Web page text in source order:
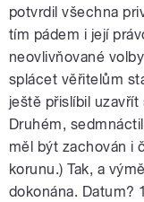
potvrdil všechna
tím pádem i její
neovlivňované
splácet věřitelům
ještě přislíbil
Druhém,
měl být zachován i
korunu.) Tak, a
dokonána. Datum?